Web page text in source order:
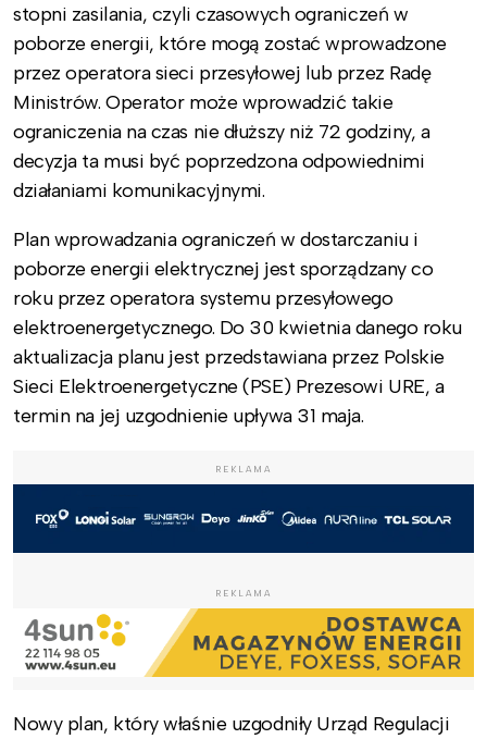
stopni zasilania, czyli czasowych ograniczeń w
poborze energii, które mogą zostać wprowadzone
przez operatora sieci przesyłowej lub przez Radę
Ministrów. Operator może wprowadzić takie
ograniczenia na czas nie dłuższy niż 72 godziny, a
decyzja ta musi być poprzedzona odpowiednimi
działaniami komunikacyjnymi.
Plan wprowadzania ograniczeń w dostarczaniu i
poborze energii elektrycznej jest sporządzany co
roku przez operatora systemu przesyłowego
elektroenergetycznego. Do 30 kwietnia danego roku
aktualizacja planu jest przedstawiana przez Polskie
Sieci Elektroenergetyczne (PSE) Prezesowi URE, a
termin na jej uzgodnienie upływa 31 maja.
REKLAMA
REKLAMA
Nowy plan, który właśnie uzgodniły Urząd Regulacji